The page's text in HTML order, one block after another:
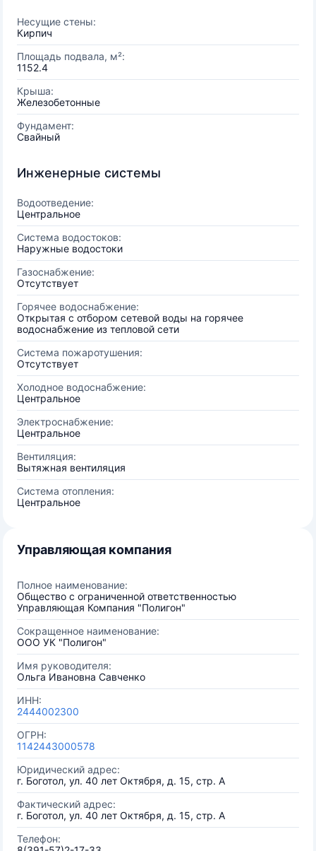
Несущие стены:
Кирпич
Площадь подвала, м²:
1152.4
Крыша:
Железобетонные
Фундамент:
Свайный
Инженерные системы
Водоотведение:
Центральное
Система водостоков:
Наружные водостоки
Газоснабжение:
Отсутствует
Горячее водоснабжение:
Открытая с отбором сетевой воды на горячее
водоснабжение из тепловой сети
Система пожаротушения:
Отсутствует
Холодное водоснабжение:
Центральное
Электроснабжение:
Центральное
Вентиляция:
Вытяжная вентиляция
Система отопления:
Центральное
Управляющая компания
Полное наименование:
Общество с ограниченной ответственностью
Управляющая Компания "Полигон"
Сокращенное наименование:
ООО УК "Полигон"
Имя руководителя:
Ольга Ивановна Савченко
ИНН:
2444002300
ОГРН:
1142443000578
Юридический адрес:
г. Боготол, ул. 40 лет Октября, д. 15, стр. А
Фактический адрес:
г. Боготол, ул. 40 лет Октября, д. 15, стр. А
Телефон: